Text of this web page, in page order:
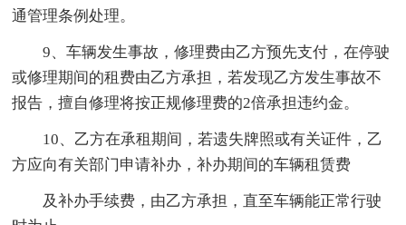
通管理条例处理。
9、车辆发生事故，修理费由乙方预先支付，在停驶
或修理期间的租费由乙方承担，若发现乙方发生事故不
报告，擅自修理将按正规修理费的2倍承担违约金。
10、乙方在承租期间，若遗失牌照或有关证件，乙
方应向有关部门申请补办，补办期间的车辆租赁费
及补办手续费，由乙方承担，直至车辆能正常行驶